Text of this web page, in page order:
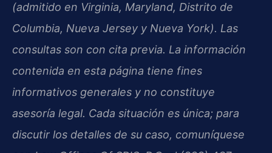
(admitido en Virginia, Maryland, Distrito de
Columbia, Nueva Jersey y Nueva York). Las
consultas son con cita previa. La información
contenida en esta página tiene fines
informativos generales y no constituye
asesoría legal. Cada situación es única; para
discutir los detalles de su caso, comuníquese